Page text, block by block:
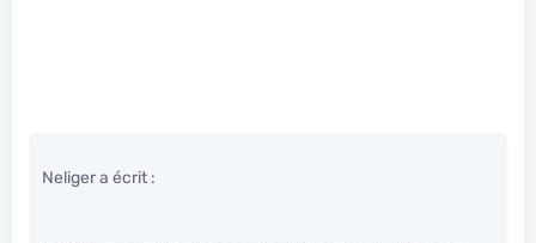
Neliger a écrit :